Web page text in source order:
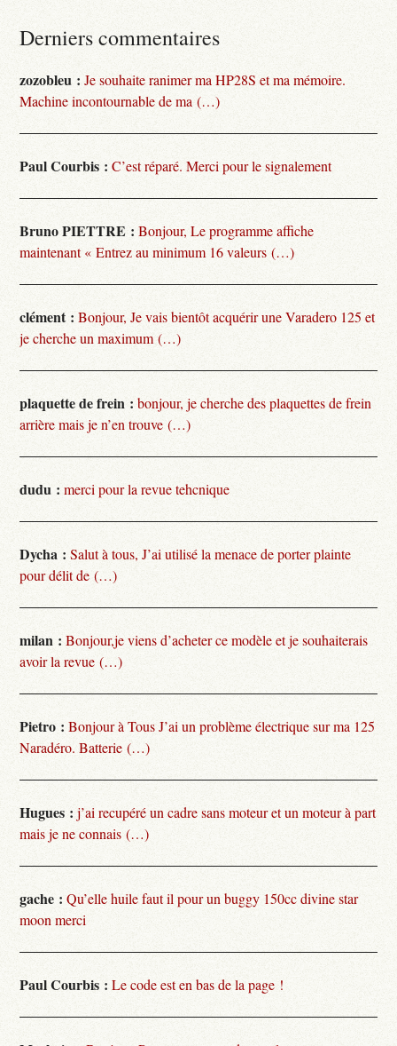
Derniers commentaires
zozobleu : Je souhaite ranimer ma HP28S et ma mémoire.
Machine incontournable de ma (…)
Paul Courbis : C’est réparé. Merci pour le signalement
Bruno PIETTRE : Bonjour, Le programme affiche
maintenant « Entrez au minimum 16 valeurs (…)
clément : Bonjour, Je vais bientôt acquérir une Varadero 125 et
je cherche un maximum (…)
plaquette de frein : bonjour, je cherche des plaquettes de frein
arrière mais je n’en trouve (…)
dudu : merci pour la revue tehcnique
Dycha : Salut à tous, J’ai utilisé la menace de porter plainte
pour délit de (…)
milan : Bonjour,je viens d’acheter ce modèle et je souhaiterais
avoir la revue (…)
Pietro : Bonjour à Tous J’ai un problème électrique sur ma 125
Naradéro. Batterie (…)
Hugues : j’ai recupéré un cadre sans moteur et un moteur à part
mais je ne connais (…)
gache : Qu’elle huile faut il pour un buggy 150cc divine star
moon merci
Paul Courbis : Le code est en bas de la page !